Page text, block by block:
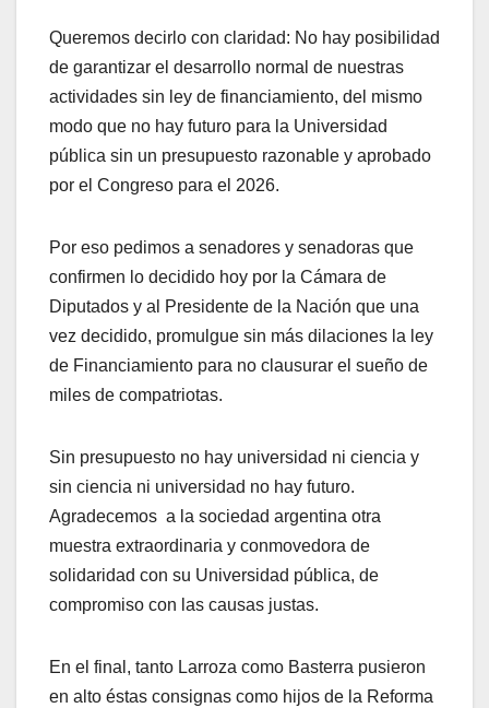
Queremos decirlo con claridad: No hay posibilidad
de garantizar el desarrollo normal de nuestras
actividades sin ley de financiamiento, del mismo
modo que no hay futuro para la Universidad
pública sin un presupuesto razonable y aprobado
por el Congreso para el 2026.
Por eso pedimos a senadores y senadoras que
confirmen lo decidido hoy por la Cámara de
Diputados y al Presidente de la Nación que una
vez decidido, promulgue sin más dilaciones la ley
de Financiamiento para no clausurar el sueño de
miles de compatriotas.
Sin presupuesto no hay universidad ni ciencia y
sin ciencia ni universidad no hay futuro.
Agradecemos a la sociedad argentina otra
muestra extraordinaria y conmovedora de
solidaridad con su Universidad pública, de
compromiso con las causas justas.
En el final, tanto Larroza como Basterra pusieron
en alto éstas consignas como hijos de la Reforma